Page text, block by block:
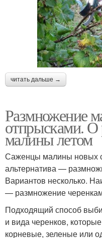
читать дальше →
Размножение
отпрысками.
малины летом
Саженцы малины новых
альтернатива —
Вариантов несколько.
— размножение
Подходящий способ
и вида черенков,
корневые, зеленые или